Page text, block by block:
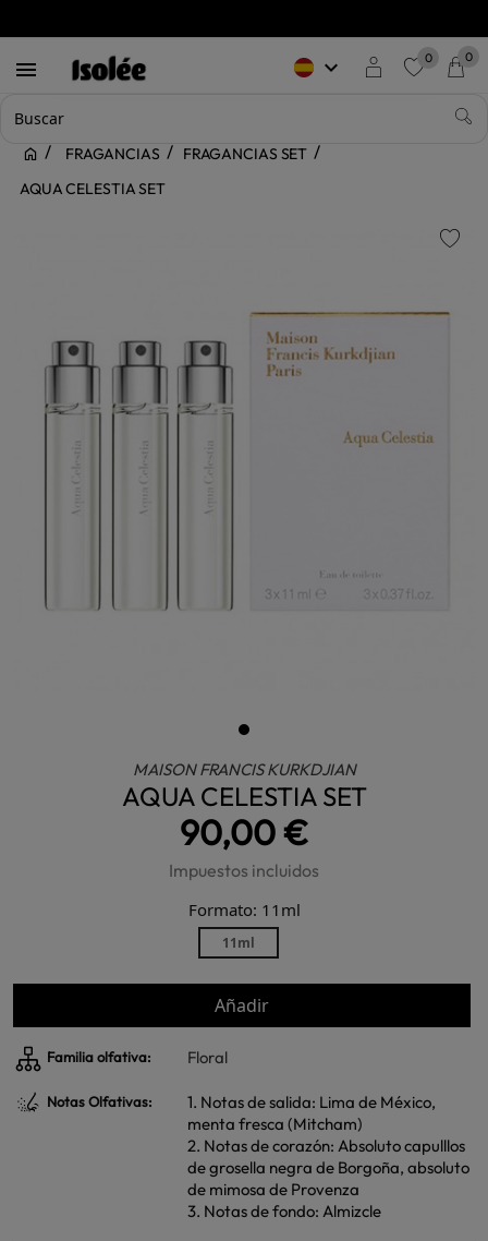
 keyboard_arrow_down 0 0
FRAGANCIAS
FRAGANCIAS SET
AQUA CELESTIA SET
MAISON FRANCIS KURKDJIAN
AQUA CELESTIA SET
90,00 €
Impuestos incluidos
Formato: 11ml
11ml
Añadir
Familia olfativa: Floral
Notas Olfativas:
1. Notas de salida: Lima de México,
menta fresca (Mitcham)
2. Notas de corazón: Absoluto capulllos
de grosella negra de Borgoña, absoluto
de mimosa de Provenza
3. Notas de fondo: Almizcle